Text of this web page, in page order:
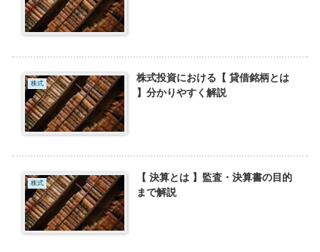
株式
株式投資における【 貸借銘柄とは
】分かりやすく解説
株式
【 決算とは 】監査・決算書の目的
まで解説